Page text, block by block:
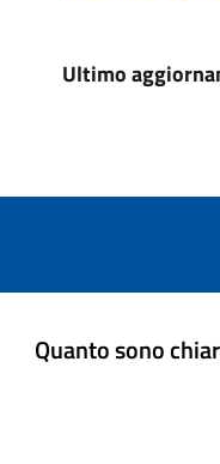
Ultimo
Quanto sono